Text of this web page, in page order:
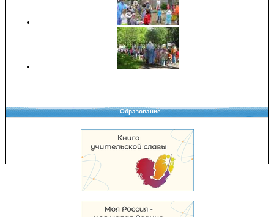
Образование
Copyright © 2008-2026 Управление образования
Перепечатка и использование материалов возможны только с разрешения
Управления образования.
103,958,960 уникальных посетителей